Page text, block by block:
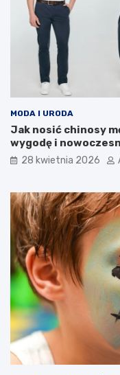
MODA I URODA
Jak nosić chinosy
wygodę i
28 kwietnia 2026